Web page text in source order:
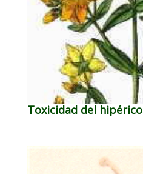
Toxicidad del hipérico